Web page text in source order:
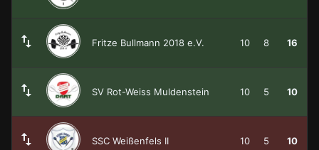
Fritze Bullmann 2018 e.V. 10 8 16
SV Rot-Weiss Muldenstein 10 5 10
SSC Weißenfels II 10 5 10